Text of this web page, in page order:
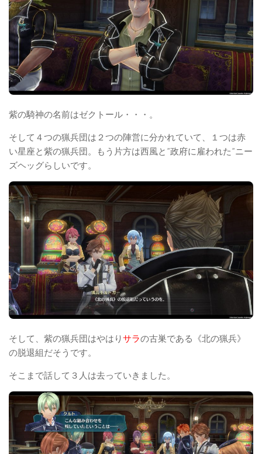
紫の騎神の名前はゼクトール・・・。
そして４つの猟兵団は２つの陣営に分かれていて、１つは赤
い星座と紫の猟兵団。もう片方は西風と”政府に雇われた”ニー
ズヘッグらしいです。
そして、紫の猟兵団はやはりサラの古巣である《北の猟兵》
の脱退組だそうです。
そこまで話して３人は去っていきました。